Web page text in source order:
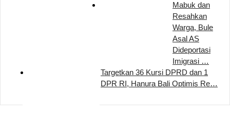
Mabuk dan
Resahkan
Warga, Bule
Asal AS
Dideportasi
Imigrasi …
Targetkan 36 Kursi DPRD dan 1
DPR RI, Hanura Bali Optimis Re…